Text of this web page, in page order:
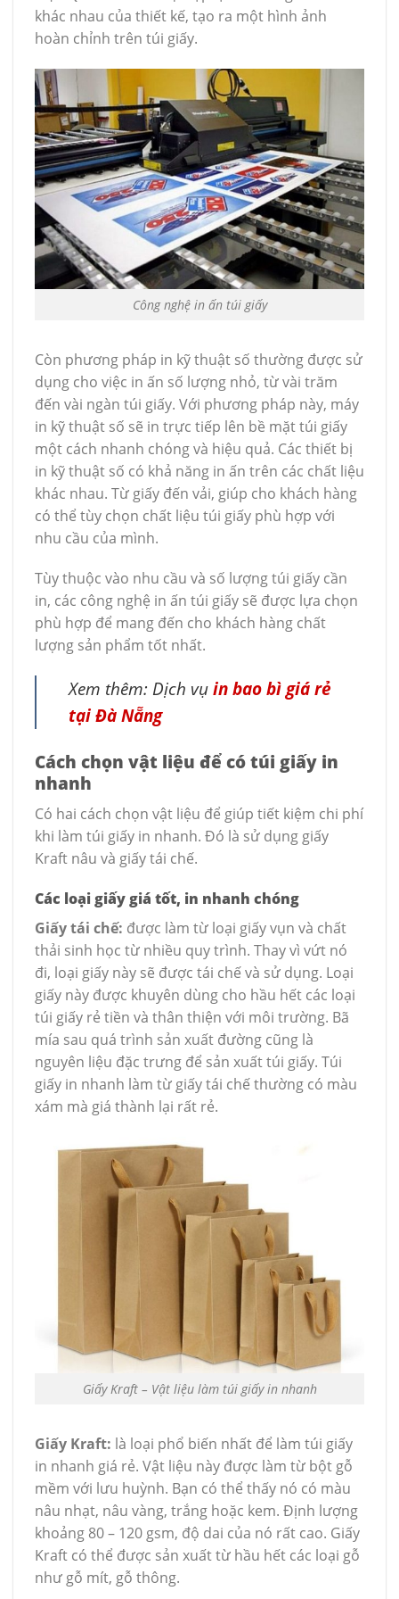
khác nhau của thiết kế, tạo ra một hình ảnh
hoàn chỉnh trên túi giấy.
Công nghệ in ấn túi giấy
Còn phương pháp in kỹ thuật số thường được sử
dụng cho việc in ấn số lượng nhỏ, từ vài trăm
đến vài ngàn túi giấy. Với phương pháp này, máy
in kỹ thuật số sẽ in trực tiếp lên bề mặt túi giấy
một cách nhanh chóng và hiệu quả. Các thiết bị
in kỹ thuật số có khả năng in ấn trên các chất liệu
khác nhau. Từ giấy đến vải, giúp cho khách hàng
có thể tùy chọn chất liệu túi giấy phù hợp với
nhu cầu của mình.
Tùy thuộc vào nhu cầu và số lượng túi giấy cần
in, các công nghệ in ấn túi giấy sẽ được lựa chọn
phù hợp để mang đến cho khách hàng chất
lượng sản phẩm tốt nhất.
Xem thêm: Dịch vụin bao bì giá rẻ
tại Đà Nẵng
Cách chọn vật liệu để có túi giấy in
nhanh
Có hai cách chọn vật liệu để giúp tiết kiệm chi phí
khi làm túi giấy in nhanh. Đó là sử dụng giấy
Kraft nâu và giấy tái chế.
Các loại giấy giá tốt, in nhanh chóng
Giấy tái chế: được làm từ loại giấy vụn và chất
thải sinh học từ nhiều quy trình. Thay vì vứt nó
đi, loại giấy này sẽ được tái chế và sử dụng. Loại
giấy này được khuyên dùng cho hầu hết các loại
túi giấy rẻ tiền và thân thiện với môi trường. Bã
mía sau quá trình sản xuất đường cũng là
nguyên liệu đặc trưng để sản xuất túi giấy. Túi
giấy in nhanh làm từ giấy tái chế thường có màu
xám mà giá thành lại rất rẻ.
Giấy Kraft – Vật liệu làm túi giấy in nhanh
Giấy Kraft: là loại phổ biến nhất để làm túi giấy
in nhanh giá rẻ. Vật liệu này được làm từ bột gỗ
mềm với lưu huỳnh. Bạn có thể thấy nó có màu
nâu nhạt, nâu vàng, trắng hoặc kem. Định lượng
khoảng 80 – 120 gsm, độ dai của nó rất cao. Giấy
Kraft có thể được sản xuất từ hầu hết các loại gỗ
như gỗ mít, gỗ thông.